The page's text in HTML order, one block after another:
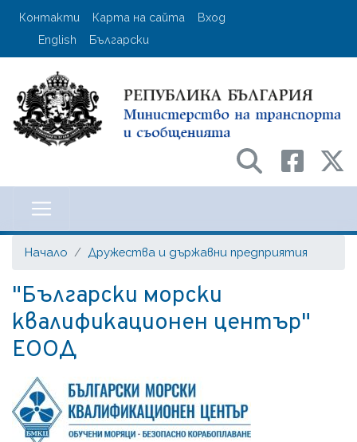
Премини
User account menu
Контакти Карта на сайта
Вход
English
Български
на транспорта
Начало Дружества и държавни предприятия
"Български морски
квалификационен център"
ЕООД